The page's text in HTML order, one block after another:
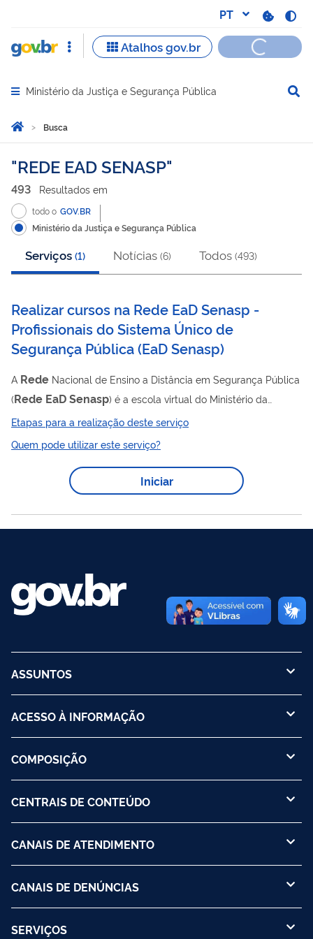
Abrir menu principal de navegação
Ministério da Justiça e Segurança Pública
Você está aqui:
Página Inicial
Busca
Busca
REDE EAD SENASP
493 Resultados em
todo o GOV.BR
Ministério da Justiça e Segurança Pública
Serviços (1) Notícias (6) Todos (493)
Realizar cursos na Rede EaD Senasp -
Profissionais do Sistema Único de
Segurança Pública(EaD Senasp)
A Rede Nacional de Ensino a Distância em Segurança Pública
(Rede EaDSenasp) é a escola virtual do Ministério da
Justiça destinada a qualificar os profissionais que integram o
Sistema Único de Segurança Pública (Susp). Objetiva
proporcionar a capacitação gratuita, qualificada, integrada e
continuada dos profissionais do Susp por meio de cursos na
EaD
Sistema Sinesp do MJSP. ...
Etapas para a realização deste serviço
Quem pode utilizar este serviço?
Iniciar
ASSUNTOS
ACESSO À INFORMAÇÃO
COMPOSIÇÃO
CENTRAIS DE CONTEÚDO
CANAIS DE ATENDIMENTO
CANAIS DE DENÚNCIAS
SERVIÇOS